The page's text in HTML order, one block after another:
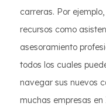
carreras. Por
recursos como
asesoramiento
todos los cuales
navegar sus nuevos
muchas empresas